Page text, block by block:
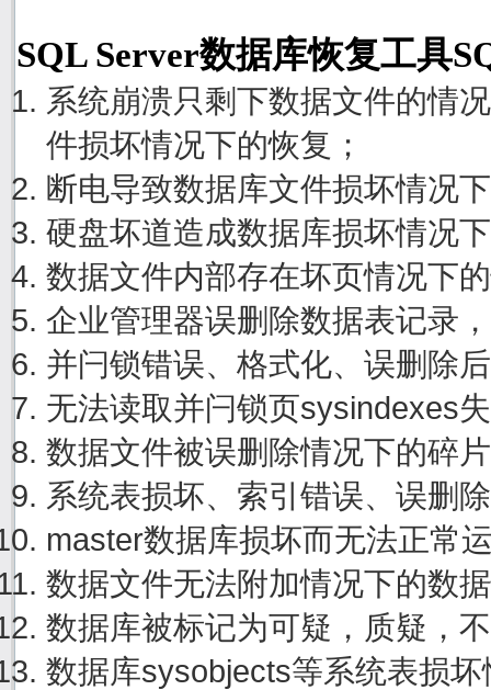
SQL Server数据库恢复工具
系统崩溃只剩下数据文件的情
件损坏情况下的恢复；
断电导致数据库文件损坏情况
硬盘坏道造成数据库损坏情况
数据文件内部存在坏页情况下
企业管理器误删除数据表记录
并闩锁错误、格式化、误删除
无法读取并闩锁页sysindexes
数据文件被误删除情况下的碎
系统表损坏、索引错误、误删
master数据库损坏而无法正常
数据文件无法附加情况下的数
数据库被标记为可疑，质疑，
数据库sysobjects等系统表损